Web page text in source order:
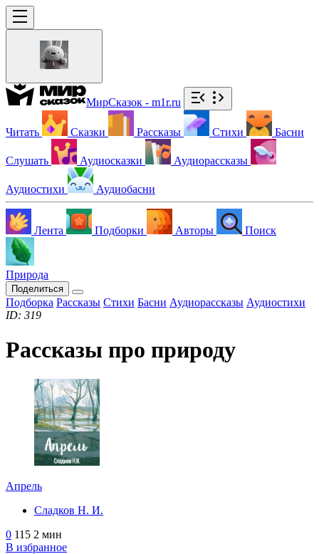
МирСказок - m1r.ru
Читать Сказки Рассказы Стихи Басни
Слушать Аудиосказки Аудиорассказы
Аудиостихи Аудиобасни
Лента Подборки Авторы Поиск
Природа
Поделиться
Подборка Рассказы Стихи Басни Аудиорассказы Аудиостихи
ID: 319
Рассказы про природу
Апрель
Сладков Н. И.
0 115 2 мин
В избранное